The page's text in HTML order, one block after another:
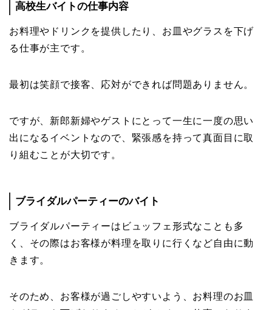
高校生バイトの仕事内容
お料理やドリンクを提供したり、お皿やグラスを下げ
る仕事が主です。
最初は笑顔で接客、応対ができれば問題ありません。
ですが、新郎新婦やゲストにとって一生に一度の思い
出になるイベントなので、緊張感を持って真面目に取
り組むことが大切です。
ブライダルパーティーのバイト
ブライダルパーティーはビュッフェ形式なことも多
く、その際はお客様が料理を取りに行くなど自由に動
きます。
そのため、お客様が過ごしやすいよう、お料理のお皿